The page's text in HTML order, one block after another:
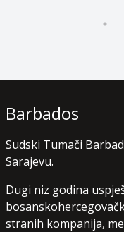
Barbados
Sudski Tumači
Sarajevu.
Dugi niz godina
stranih kompanija,